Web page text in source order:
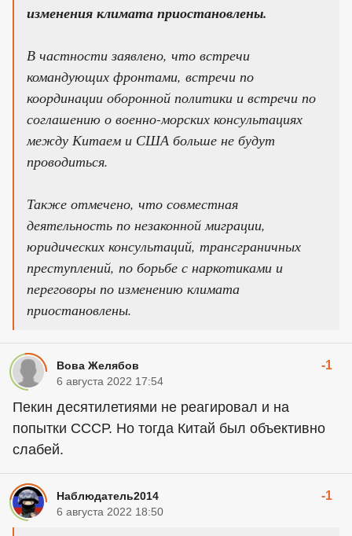
изменения климата приостановлены.
В частности заявлено, что встречи
командующих фронтами, встречи по
координации оборонной политики и встречи по
соглашению о военно-морских консультациях
между Китаем и США больше не будут
проводиться.
Также отмечено, что совместная
деятельность по незаконной миграции,
юридических консультаций, трансграничных
преступлений, по борьбе с наркотиками и
переговоры по изменению климата
приостановлены.
Вова Желябов -1
6 августа 2022 17:54
Пекин десятилетиями не реагировал и на
попытки СССР. Но тогда Китай был объективно
слабей.
Наблюдатель2014 -1
6 августа 2022 18:50